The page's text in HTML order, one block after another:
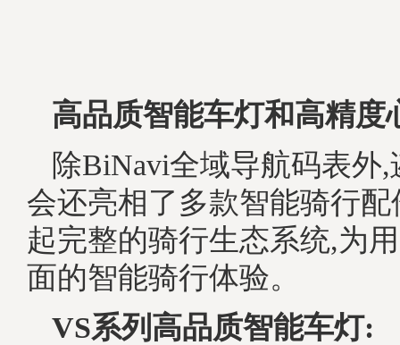
高品质智能车灯和高精度
除BiNavi全域导航码表外
会还亮相了多款智能骑行
起完整的骑行生态系统,为
面的智能骑行体验。
VS系列高品质智能车灯: